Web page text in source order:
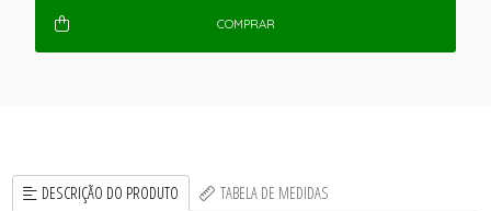
COMPRAR
DESCRIÇÃO DO PRODUTO TABELA DE MEDIDAS